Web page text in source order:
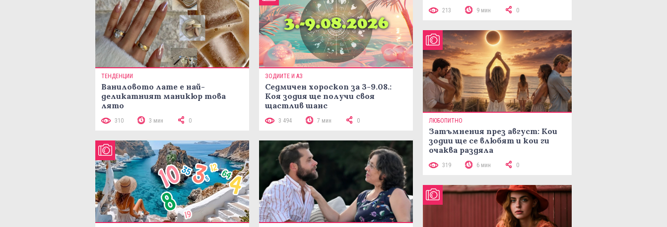
ТЕНДЕНЦИИ
Ваниловото лате е най-
деликатният маникюр това
лято
310 3 мин 0
ЗОДИИТЕ И АЗ
Седмичен хороскоп за 3-9.08.:
Коя зодия ще получи своя
щастлив шанс
3 494 7 мин 0
213 9 мин 0
ЛЮБОПИТНО
Затъмнения през август: Кои
зодии ще се влюбят и кои ги
очаква раздяла
319 6 мин 0